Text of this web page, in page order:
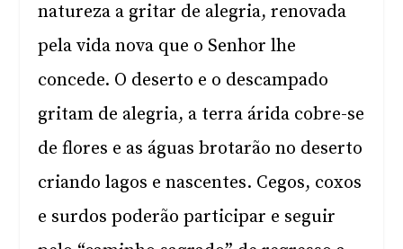
natureza a gritar de alegria, renovada
pela vida nova que o Senhor lhe
concede. O deserto e o descampado
gritam de alegria, a terra árida cobre-se
de flores e as águas brotarão no deserto
criando lagos e nascentes. Cegos, coxos
e surdos poderão participar e seguir